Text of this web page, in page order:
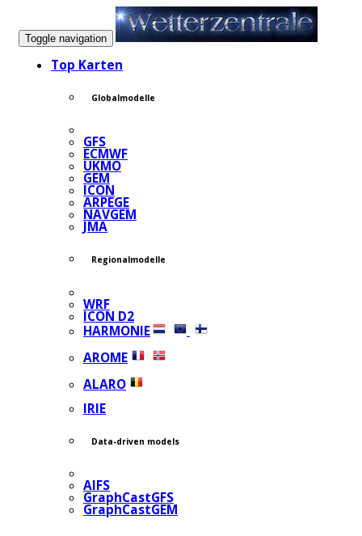
Toggle navigation
Top Karten
Globalmodelle
GFS
ECMWF
UKMO
GEM
ICON
ARPEGE
NAVGEM
JMA
Regionalmodelle
WRF
ICON D2
HARMONIE
AROME
ALARO
IRIE
Data-driven models
AIFS
GraphCastGFS
GraphCastGEM